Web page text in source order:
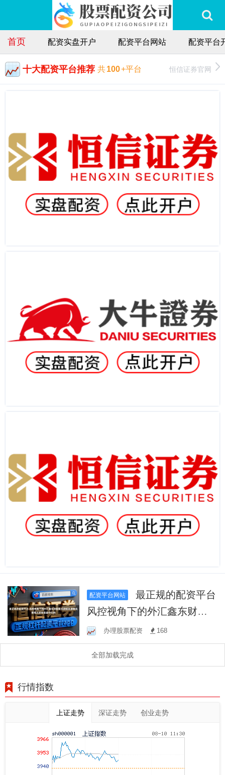
首页 配资实盘开户 配资平台网站 配资平台
十大配资平台推荐 共100+平台 恒信证券官网
配资平台网站
最正规的配资平台
风控视角下的外汇鑫东财配
资风控规则参数化管理从多
轮复盘中归纳
办理股票配资 168
全部加载完成
行情指数
上证走势 深证走势 创业走势